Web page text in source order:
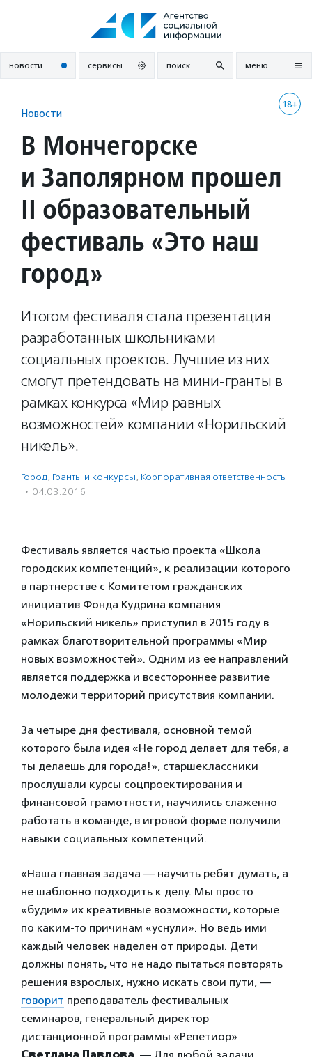
новости сервисы поиск меню
18+
Новости
В Мончегорске
и Заполярном прошел
II образовательный
фестиваль «Это наш
город»
Итогом фестиваля стала презентация
разработанных школьниками
социальных проектов. Лучшие из них
смогут претендовать на мини-гранты в
рамках конкурса «Мир равных
возможностей» компании «Норильский
никель».
Город, Гранты и конкурсы, Корпоративная ответственность
· 04.03.2016
Фестиваль является частью проекта «Школа
городских компетенций», к реализации которого
в партнерстве с Комитетом гражданских
инициатив Фонда Кудрина компания
«Норильский никель» приступил в 2015 году в
рамках благотворительной программы «Мир
новых возможностей». Одним из ее направлений
является поддержка и всестороннее развитие
молодежи территорий присутствия компании.
За четыре дня фестиваля, основной темой
которого была идея «Не город делает для тебя, а
ты делаешь для города!», старшеклассники
прослушали курсы соцпроектирования и
финансовой грамотности, научились слаженно
работать в команде, в игровой форме получили
навыки социальных компетенций.
«Наша главная задача — научить ребят думать, а
не шаблонно подходить к делу. Мы просто
«будим» их креативные возможности, которые
по каким-то причинам «уснули». Но ведь ими
каждый человек наделен от природы. Дети
должны понять, что не надо пытаться повторять
решения взрослых, нужно искать свои пути, —
говорит преподаватель фестивальных
семинаров, генеральный директор
дистанционной программы «Репетиор»